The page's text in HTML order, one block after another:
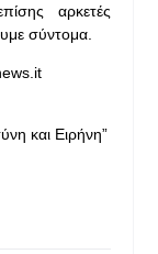
αρκετές
σύντομα.
και Ειρήνη”